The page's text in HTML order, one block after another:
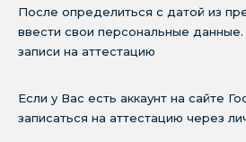
После определиться с датой из
ввести свои персональные данные.
записи на аттестацию
Если у Вас есть аккаунт на сайте
записаться на аттестацию через